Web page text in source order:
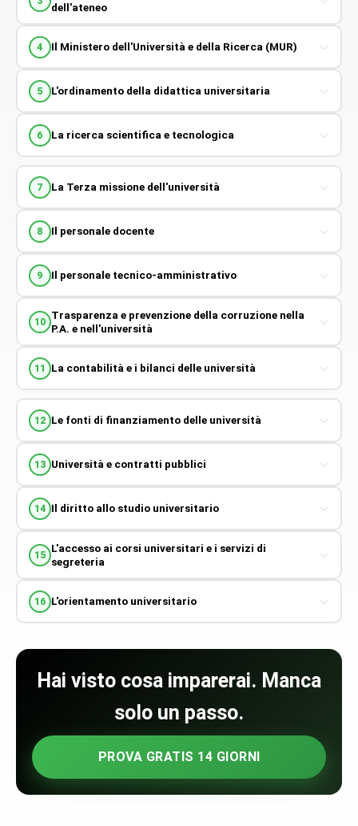
dell'ateneo
4 Il Ministero dell'Università e della Ricerca (MUR)
5 L'ordinamento della didattica universitaria
6 La ricerca scientifica e tecnologica
7 La Terza missione dell'università
8 Il personale docente
9 Il personale tecnico-amministrativo
10
Trasparenza e prevenzione della corruzione nella
P.A. e nell'università
11 La contabilità e i bilanci delle università
12 Le fonti di finanziamento delle università
13 Università e contratti pubblici
14 Il diritto allo studio universitario
15
L'accesso ai corsi universitari e i servizi di
segreteria
16 L'orientamento universitario
Hai visto cosa imparerai. Manca
solo un passo.
PROVA GRATIS 14 GIORNI